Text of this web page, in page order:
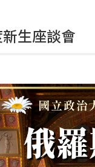
新生座談會